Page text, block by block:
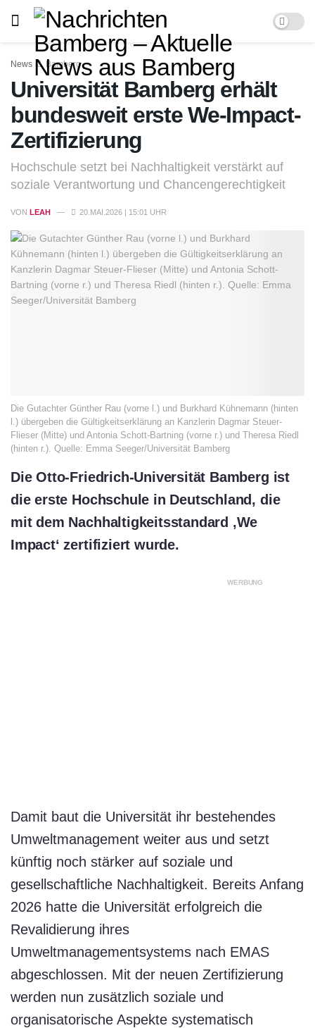
News Bamberg
Universität Bamberg erhält
bundesweit erste We-Impact-
Zertifizierung
Hochschule setzt bei Nachhaltigkeit verstärkt auf
soziale Verantwortung und Chancengerechtigkeit
VON LEAH 20.MAI.2026 | 15:01 UHR
Die Gutachter Günther Rau (vorne l.) und Burkhard Kühnemann (hinten
l.) übergeben die Gültigkeitserklärung an Kanzlerin Dagmar Steuer-
Flieser (Mitte) und Antonia Schott-Bartning (vorne r.) und Theresa Riedl
(hinten r.). Quelle: Emma Seeger/Universität Bamberg
DieOtto-Friedrich-Universität Bamberg ist
die erste Hochschule in Deutschland, die
mit dem Nachhaltigkeitsstandard ‚We
Impact‘ zertifiziert wurde.
WERBUNG
Damit baut die Universität ihr bestehendes
Umweltmanagement weiter aus und setzt
künftig noch stärker auf soziale und
gesellschaftliche Nachhaltigkeit. Bereits Anfang
2026 hatte die Universität erfolgreich die
Revalidierung ihres
Umweltmanagementsystems nach EMAS
abgeschlossen. Mit der neuen Zertifizierung
werden nun zusätzlich soziale und
organisatorische Aspekte systematisch